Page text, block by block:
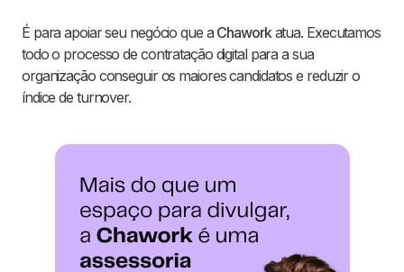
É para apoiar seu negócio que a Chaworkatua. Executamos
todo o processo de contratação digital para a sua
organização conseguir os maiores candidatos e reduzir o
índice de turnover.